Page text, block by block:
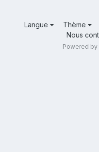
Langue Thème
Nous
Powered by